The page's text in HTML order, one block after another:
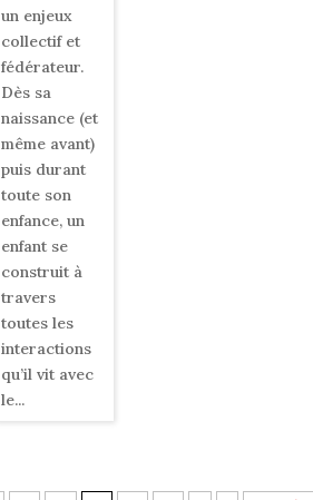
un enjeux
collectif et
fédérateur.
Dès sa
naissance (et
même avant)
puis durant
toute son
enfance, un
enfant se
construit à
travers
toutes les
interactions
qu’il vit avec
le...